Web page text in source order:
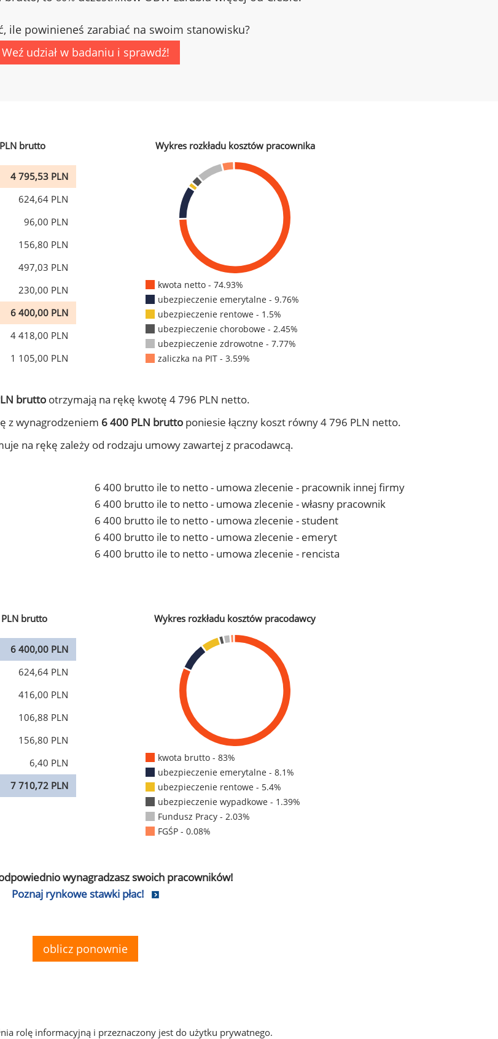
ile powinieneś zarabiać na swoim stanowisku?
Weź udział w badaniu i sprawdź!
brutto
4 795,53 PLN
624,64 PLN
96,00 PLN
156,80 PLN
497,03 PLN
230,00 PLN
6 400,00 PLN
4 418,00 PLN
1 105,00 PLN
Wykres rozkładu kosztów pracownika
kwota netto - 74.93%
ubezpieczenie emerytalne - 9.76%
ubezpieczenie rentowe - 1.5%
ubezpieczenie chorobowe - 2.45%
ubezpieczenie zdrowotne - 7.77%
zaliczka na PIT - 3.59%
brutto otrzymają na rękę kwotę 4 796 PLN netto.
z wynagrodzeniem 6 400 PLN brutto poniesie łączny koszt równy 4 796 PLN netto.
na rękę zależy od rodzaju umowy zawartej z pracodawcą.
6 400 brutto ile to netto - umowa zlecenie - pracownik innej firmy
6 400 brutto ile to netto - umowa zlecenie - własny pracownik
6 400 brutto ile to netto - umowa zlecenie - student
6 400 brutto ile to netto - umowa zlecenie - emeryt
6 400 brutto ile to netto - umowa zlecenie - rencista
brutto
6 400,00 PLN
624,64 PLN
416,00 PLN
106,88 PLN
156,80 PLN
6,40 PLN
7 710,72 PLN
Wykres rozkładu kosztów pracodawcy
kwota brutto - 83%
ubezpieczenie emerytalne - 8.1%
ubezpieczenie rentowe - 5.4%
ubezpieczenie wypadkowe - 1.39%
Fundusz Pracy - 2.03%
FGŚP - 0.08%
wynagradzasz swoich pracowników!
Poznaj rynkowe stawki płac!
oblicz ponownie
rolę informacyjną i przeznaczony jest do użytku prywatnego.